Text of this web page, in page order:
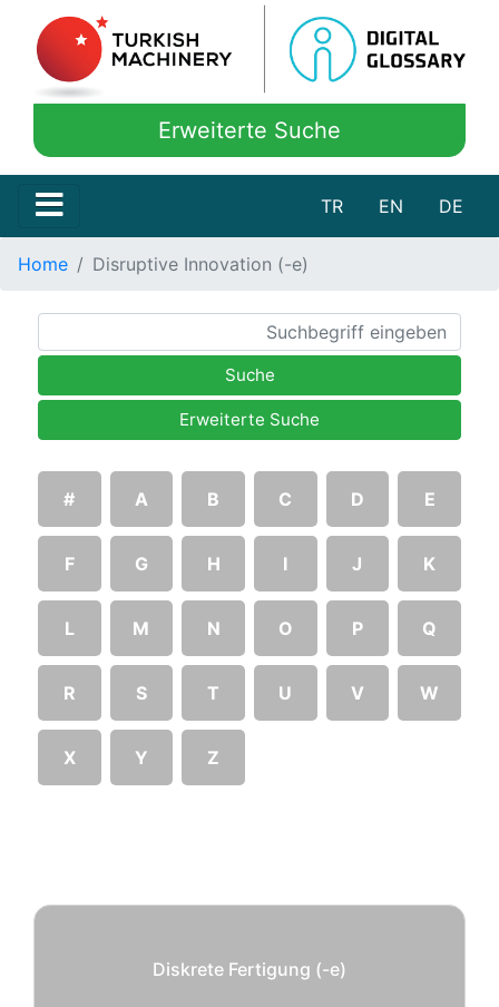
Erweiterte Suche
TR EN DE
Home Disruptive Innovation (-e)
Suche
Erweiterte Suche
# A B C D E
F G H I J K
L M N O P Q
R S T U V W
X Y Z
Diskrete Fertigung (-e)